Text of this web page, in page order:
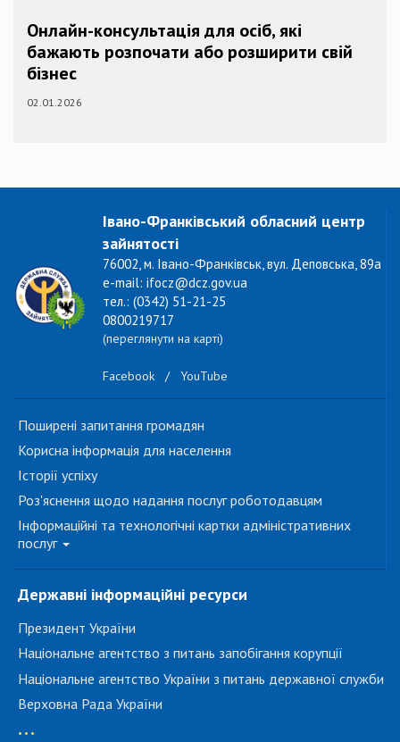
Онлайн-консультація для осіб, які
бажають розпочати або розширити свій
бізнес
02.01.2026
Івано-Франківський обласний центр
зайнятості
76002, м. Івано-Франківськ, вул. Деповська, 89а
e-mail: ifocz@dcz.gov.ua
тел.: (0342) 51-21-25
0800219717
(переглянути на карті)
Facebook / YouTube
Поширені запитання громадян
Корисна інформація для населення
Історії успіху
Роз'яснення щодо надання послуг роботодавцям
Інформаційні та технологічні картки адміністративних
послуг
Державні інформаційні ресурси
Президент України
Національне агентство з питань запобігання корупції
Національне агентство України з питань державної служби
Верховна Рада України
...